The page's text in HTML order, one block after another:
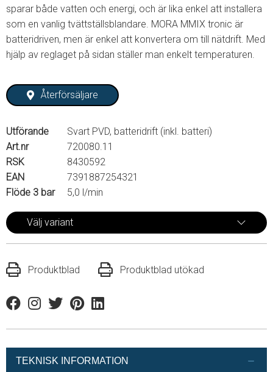
sparar både vatten och energi, och är lika enkel att installera
som en vanlig tvättställsblandare. MORA MMIX tronic är
batteridriven, men är enkel att konvertera om till nätdrift. Med
hjälp av reglaget på sidan ställer man enkelt temperaturen.
Återförsäljare
Utförande
Svart PVD, batteridrift (inkl. batteri)
Art.nr
720080.11
RSK
8430592
EAN
7391887254321
Flöde 3 bar
5,0 l/min
Välj variant
Produktblad Produktblad utökad
FacebookInstagram
TwitterPinterestLinkedin
TEKNISK INFORMATION